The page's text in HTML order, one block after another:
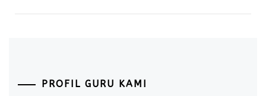
PROFIL GURU KAMI